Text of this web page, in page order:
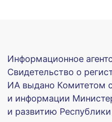
Информационное
Свидетельство о
ИА выдано Комитетом
и информации
и развитию Республики